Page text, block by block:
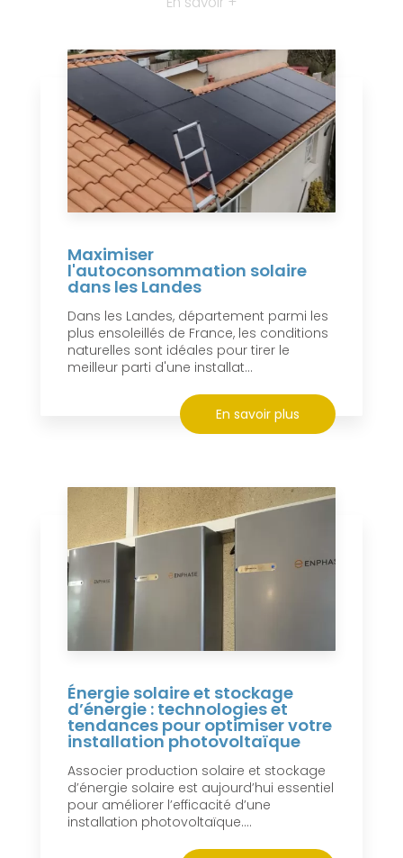
Maximiser
l'autoconsommation solaire
dans les Landes
Dans les Landes, département parmi les
plus ensoleillés de France, les conditions
naturelles sont idéales pour tirer le
meilleur parti d'une installat...
En savoir plus
Énergie solaire et stockage
d’énergie : technologies et
tendances pour optimiser votre
installation photovoltaïque
Associer production solaire et stockage
d’énergie solaire est aujourd’hui essentiel
pour améliorer l’efficacité d’une
installation photovoltaïque....